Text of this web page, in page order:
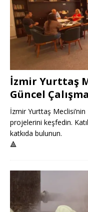
İzmir Yurttaş
Güncel
İzmir Yurttaş Meclisi’nin
projelerini keşfedin.
katkıda bulunun.
🔺